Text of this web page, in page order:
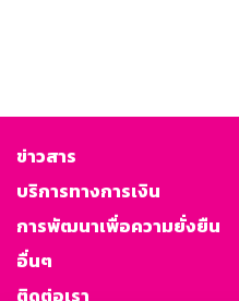
ข่าวสาร
บริการทางการเงิน
การพัฒนาเพื่อความยั่งยืน
อื่นๆ